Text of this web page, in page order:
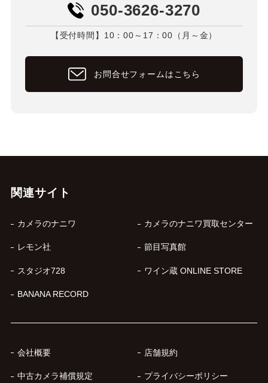
050-3626-3270
【受付時間】10：00～17：00（月～金）
お問合せフォームはこちら
関連サイト
カメラのナニワ カメラのナニワ買取センター
レモン社 節目写真館
スタジオ728 ワイン蔵 ONLINE STORE
BANANA RECORD
会社概要 店舗規約
中古カメラ補償規定 プライバシーポリシー